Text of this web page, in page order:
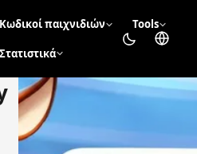
Κωδικοί παιχνιδιών Tools
Στατιστικά